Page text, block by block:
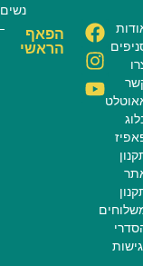
נשים
הפאף
הראשי